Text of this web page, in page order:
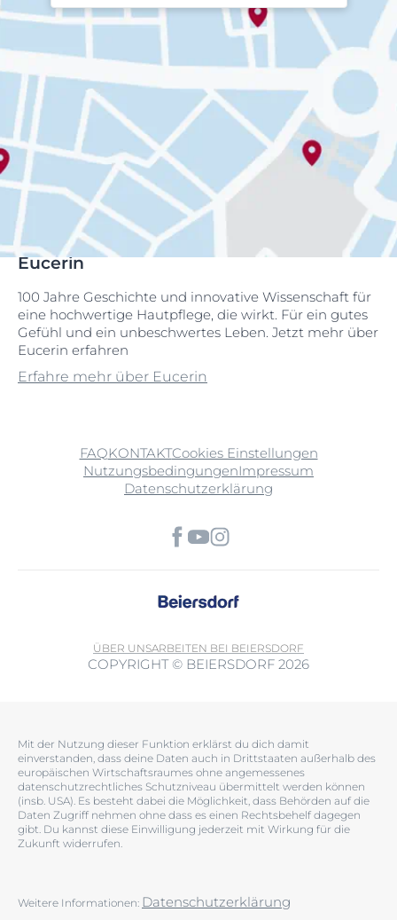
Eucerin
100 Jahre Geschichte und innovative Wissenschaft für
eine hochwertige Hautpflege, die wirkt. Für ein gutes
Gefühl und ein unbeschwertes Leben. Jetzt mehr über
Eucerin erfahren
Erfahre mehr über Eucerin
FAQKONTAKTCookies Einstellungen
NutzungsbedingungenImpressum
Datenschutzerklärung
ÜBER UNSARBEITEN BEI BEIERSDORF
COPYRIGHT © BEIERSDORF 2026
Mit der Nutzung dieser Funktion erklärst du dich damit
einverstanden, dass deine Daten auch in Drittstaaten außerhalb des
europäischen Wirtschaftsraumes ohne angemessenes
datenschutzrechtliches Schutzniveau übermittelt werden können
(insb. USA). Es besteht dabei die Möglichkeit, dass Behörden auf die
Daten Zugriff nehmen ohne dass es einen Rechtsbehelf dagegen
gibt. Du kannst diese Einwilligung jederzeit mit Wirkung für die
Zukunft widerrufen.
Weitere Informationen: Datenschutzerklärung